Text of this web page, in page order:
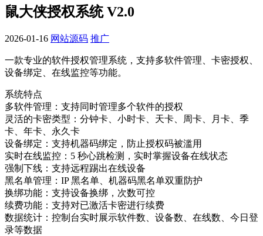
鼠大侠授权系统 V2.0
2026-01-16 网站源码 推广
一款专业的软件授权管理系统，支持多软件管理、卡密授权、
设备绑定、在线监控等功能。
系统特点
多软件管理：支持同时管理多个软件的授权
灵活的卡密类型：分钟卡、小时卡、天卡、周卡、月卡、季
卡、年卡、永久卡
设备绑定：支持机器码绑定，防止授权码被滥用
实时在线监控：5 秒心跳检测，实时掌握设备在线状态
强制下线：支持远程踢出在线设备
黑名单管理：IP 黑名单、机器码黑名单双重防护
换绑功能：支持设备换绑，次数可控
续费功能：支持对已激活卡密进行续费
数据统计：控制台实时展示软件数、设备数、在线数、今日登
录等数据